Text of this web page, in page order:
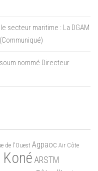
secteur maritime : La DGAM
nommé Directeur
de l'Ouest Agpaoc Air Côte
ARSTM